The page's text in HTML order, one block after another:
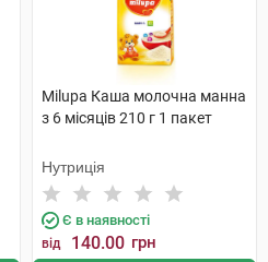
Milupa Каша молочна манна
з 6 місяців 210 г 1 пакет
Нутриція
Є в наявності
від 140.00 грн